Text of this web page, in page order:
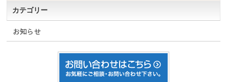
カテゴリー
お知らせ